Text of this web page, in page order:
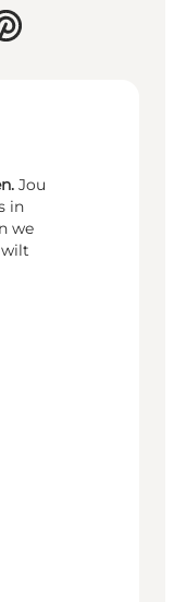
Jou
in
we